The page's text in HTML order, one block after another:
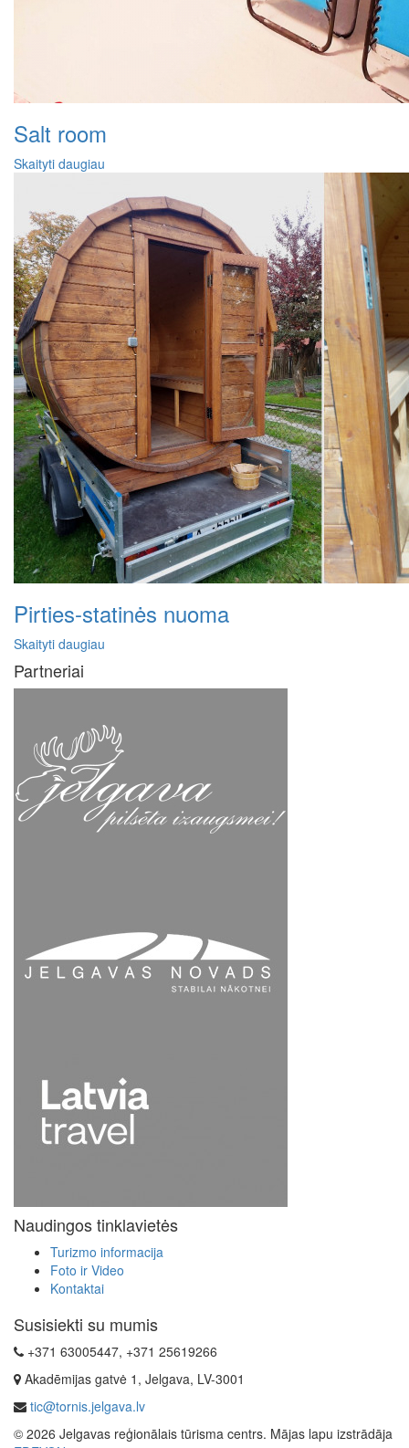
Salt room
Skaityti daugiau
Pirties-statinės nuoma
Skaityti daugiau
Partneriai
Naudingos tinklavietės
Turizmo informacija
Foto ir Video
Kontaktai
Susisiekti su mumis
+371 63005447, +371 25619266
Akadēmijas gatvė 1, Jelgava, LV-3001
tic@tornis.jelgava.lv
© 2026 Jelgavas reģionālais tūrisma centrs. Mājas lapu izstrādāja